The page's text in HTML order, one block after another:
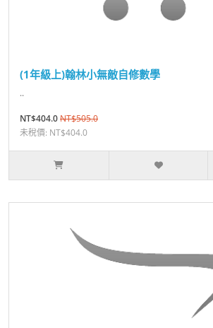
(1年級上)翰林小無敵自修數學
..
NT$404.0NT$505.0
未稅價: NT$404.0